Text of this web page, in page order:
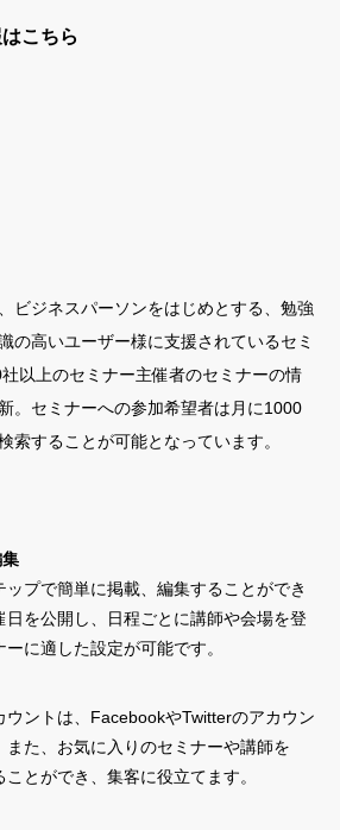
こちら
ビジネスパーソンをはじめとする、勉強
の高いユーザー様に支援されているセミ
以上のセミナー主催者のセミナーの情
。セミナーへの参加希望者は月に1000
索することが可能となっています。
ップで簡単に掲載、編集することができ
日を公開し、日程ごとに講師や会場を登
に適した設定が可能です。
ウントは、FacebookやTwitterのアカウン
また、お気に入りのセミナーや講師を
とができ、集客に役立てます。